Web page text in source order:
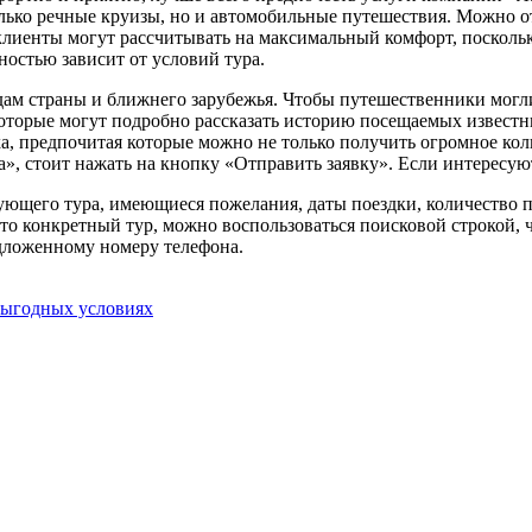
речные круизы, но и автомобильные путешествия. Можно
могут рассчитывать на максимальный комфорт,
зависит от условий тура.
страны и ближнего зарубежья. Чтобы путешественники
могут подробно рассказать историю посещаемых
которые можно не только получить огромное
стоит нажать на кнопку «Отправить заявку». Если
тура, имеющиеся пожелания, даты поездки, количество
конкретный тур, можно воспользоваться поисковой
номеру телефона.
условиях